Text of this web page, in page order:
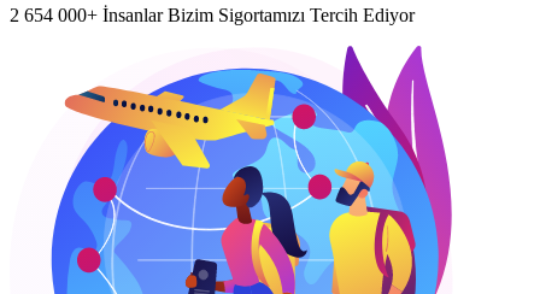
2 654 000+ İnsanlar Bizim Sigortamızı Tercih Ediyor